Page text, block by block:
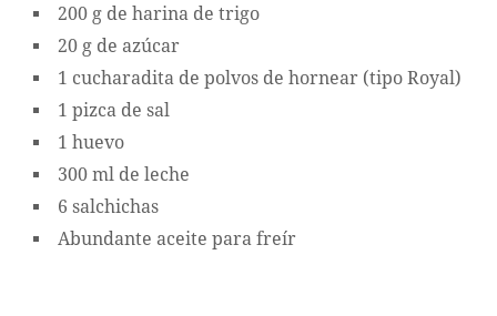
200 g de harina de trigo
20 g de azúcar
1 cucharadita de polvos de hornear (tipo Royal)
1 pizca de sal
1 huevo
300 ml de leche
6 salchichas
Abundante aceite para freír